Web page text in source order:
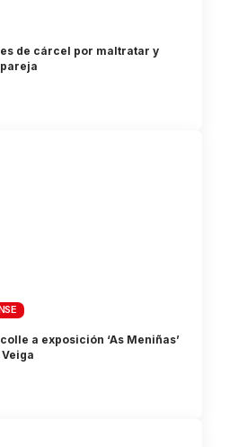
de cárcel por maltratar y
a exposición ‘As Meniñas’